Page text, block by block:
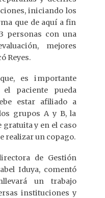
iniciando los
que de aquí a fin
personas con una
mejores
Reyes.
es importante
paciente pueda
estar afiliado a
grupos A y B, la
y en el caso
realizar un copago.
de Gestión
Iduya, comentó
un trabajo
instituciones y